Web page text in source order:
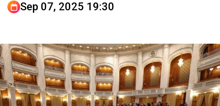
Sep 07, 2025 19:30